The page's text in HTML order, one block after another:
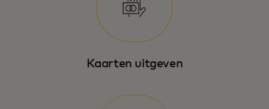
Kaarten uitgeven